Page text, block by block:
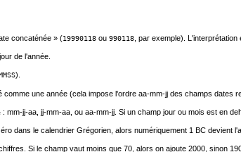
concaténée » (19990118 ou 990118 , par exemple). L'interprétation
de l'année.
).
une année (cela impose l'ordre aa-mm-jj des champs dates
: mm-jj-aa, jj-mm-aa, ou aa-mm-jj. Si un champ jour ou mois est en
dans le calendrier Grégorien, alors numériquement 1 BC devient
Si le champ vaut moins que 70, alors on ajoute 2000, sinon